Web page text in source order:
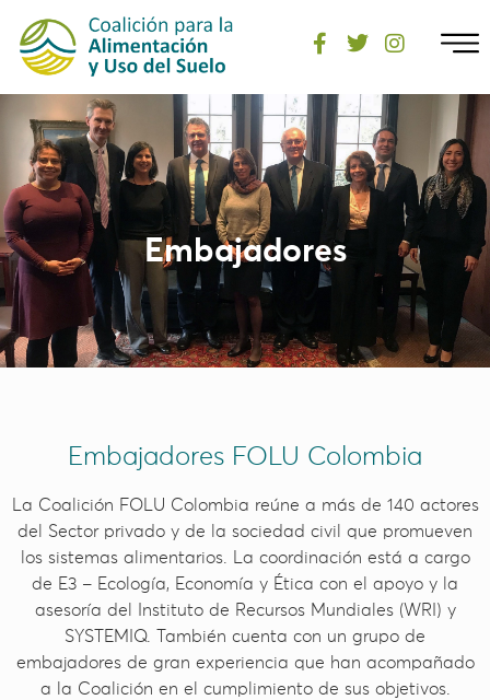
Embajadores
Embajadores FOLU Colombia
La Coalición FOLU Colombia reúne a más de 140 actores
del Sector privado y de la sociedad civil que promueven
los sistemas alimentarios. La coordinación está a cargo
de E3 – Ecología, Economía y Ética con el apoyo y la
asesoría del Instituto de Recursos Mundiales (WRI) y
SYSTEMIQ. También cuenta con un grupo de
embajadores de gran experiencia que han acompañado
a la Coalición en el cumplimiento de sus objetivos.